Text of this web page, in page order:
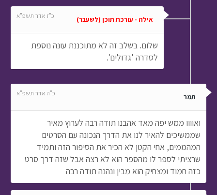
אילה - עורכת תוכן (לשעבר) כ"ז אדר תשפ"א
שלום. בשלב זה לא מתוכננת עונה נוספת
לסדרה 'גדולים'.
תמר כ"ה אדר תשפ"א
ואוווו ממש יפה מאד אהבנו תודה רבה לערוץ מאיר
שממשיכים להאיר לנו את הדרך הנכונה עם הסרטים
המהממים, אחי הקטן לא הכיר את הסיפור הזה ותמיד
שרציתי לספר לו מהספר הוא לא רצה אבל שזה דרך סרט
כזה חמוד ומצחיק הוא מבין ונהנה תודה רבה